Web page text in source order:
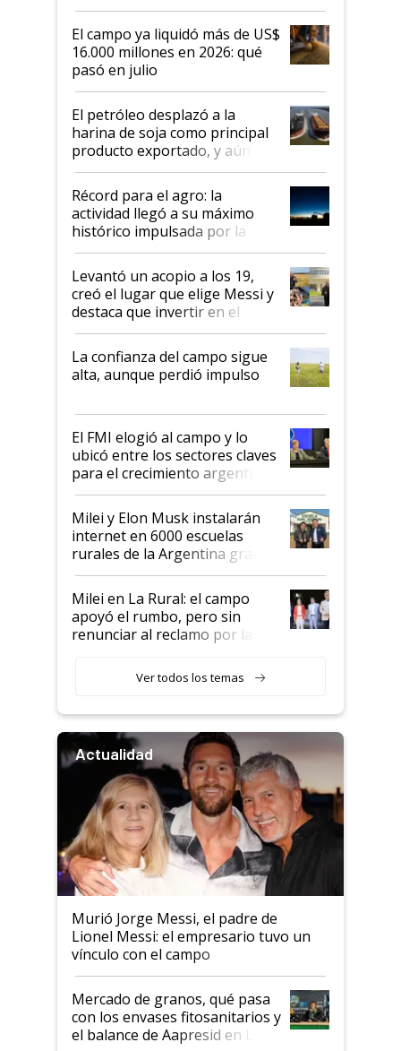
El campo ya liquidó más de US$
16.000 millones en 2026: qué
pasó en julio
El petróleo desplazó a la
harina de soja como principal
producto exportado, y aún así
el agro aportó casi seis de cada
diez dólares y sostuvo el
liderazgo en un semestre
récord
Récord para el agro: la
actividad llegó a su máximo
histórico impulsada por la
cosecha y las exportaciones
Levantó un acopio a los 19,
creó el lugar que elige Messi y
destaca que invertir en el
kirchnerismo era como "darle
plata a un hijo para droga":
Juan Félix Rossetti, el libertario
que de una dura crisis salió
de Milei
La confianza del campo sigue
alta, aunque perdió impulso
El FMI elogió al campo y lo
ubicó entre los sectores claves
para el crecimiento argentino
Milei y Elon Musk instalarán
internet en 6000 escuelas
rurales de la Argentina gracias
a un acuerdo con Starlink
Milei en La Rural: el campo
apoyó el rumbo, pero sin
renunciar al reclamo por las
Ver todos los temas
Actualidad
Murió Jorge Messi, el padre de
Lionel Messi: el empresario tuvo un
vínculo con el campo
Mercado de granos, qué pasa
con los envases fitosanitarios y
el balance de Aapresid en La